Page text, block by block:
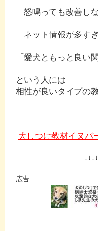
「怒鳴っても改善しな
「ネット情報が多す
「愛犬ともっと良い
という人には
相性が良いタイプの
犬しつけ教材イヌバ
広告